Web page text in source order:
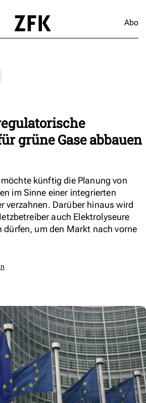
Abo
grüne Gase abbauen
künftig die Planung von
im Sinne einer integrierten
verzahnen. Darüber hinaus wird
auch Elektrolyseure
dürfen, um den Markt nach vorne